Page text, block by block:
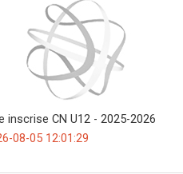
inscrise CN U12 - 2025-2026
08-05 12:01:29